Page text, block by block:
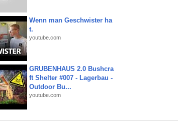
Wenn man Geschwister ha
t.
youtube.com
GRUBENHAUS 2.0 Bushcra
ft Shelter #007 - Lagerbau -
Outdoor Bu...
youtube.com